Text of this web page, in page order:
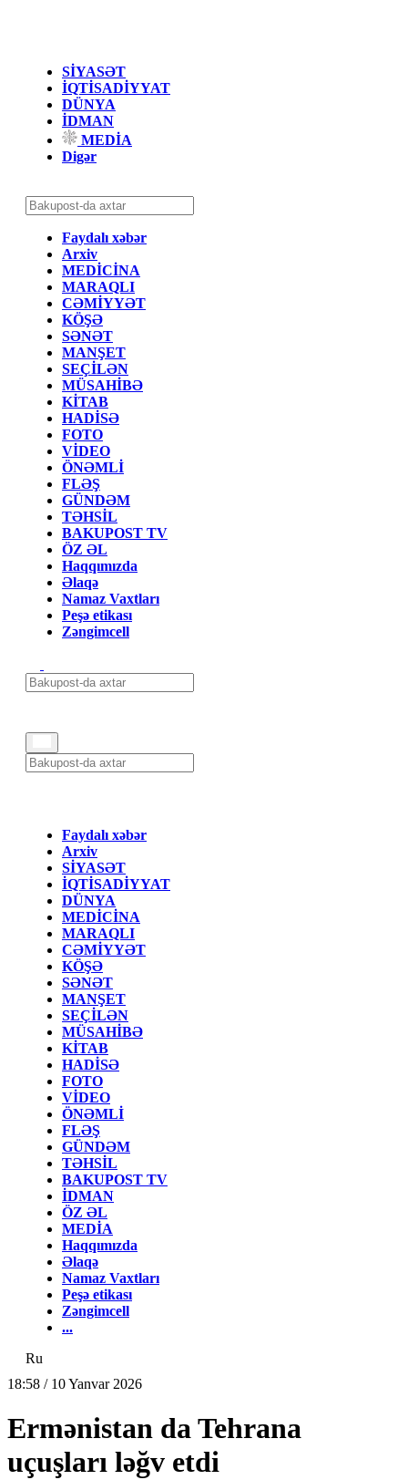
SİYASƏT
İQTİSADİYYAT
DÜNYA
İDMAN
MEDİA
Digər
Faydalı xəbər
Arxiv
MEDİCİNA
MARAQLI
CƏMİYYƏT
KÖŞƏ
SƏNƏT
MANŞET
SEÇİLƏN
MÜSAHİBƏ
KİTAB
HADİSƏ
FOTO
VİDEO
ÖNƏMLİ
FLƏŞ
GÜNDƏM
TƏHSİL
BAKUPOST TV
ÖZ ƏL
Haqqımızda
Əlaqə
Namaz Vaxtları
Peşə etikası
Zəngimcell
Faydalı xəbər
Arxiv
SİYASƏT
İQTİSADİYYAT
DÜNYA
MEDİCİNA
MARAQLI
CƏMİYYƏT
KÖŞƏ
SƏNƏT
MANŞET
SEÇİLƏN
MÜSAHİBƏ
KİTAB
HADİSƏ
FOTO
VİDEO
ÖNƏMLİ
FLƏŞ
GÜNDƏM
TƏHSİL
BAKUPOST TV
İDMAN
ÖZ ƏL
MEDİA
Haqqımızda
Əlaqə
Namaz Vaxtları
Peşə etikası
Zəngimcell
...
Ru
18:58 / 10 Yanvar 2026
Ermənistan da Tehrana
uçuşları ləğv etdi